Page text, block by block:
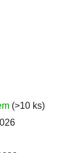
(>10 ks)